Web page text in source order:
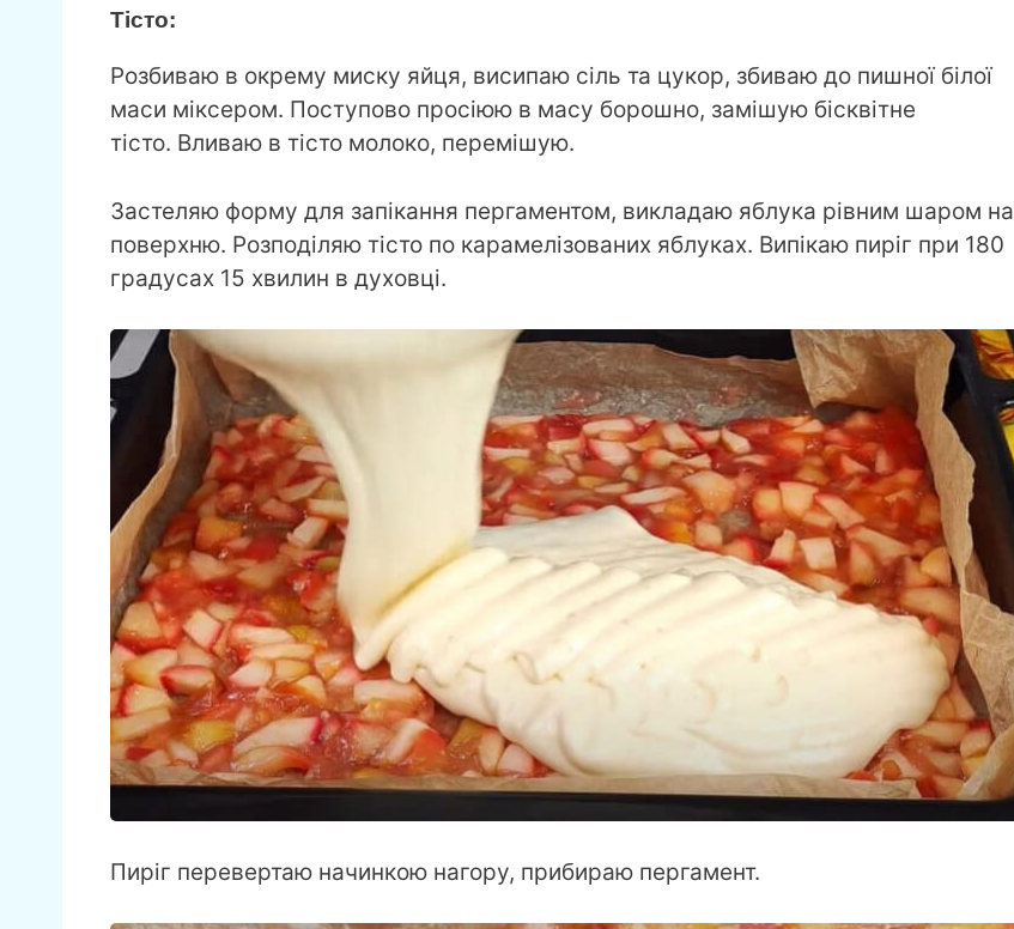
Тісто:
Розбиваю в окрему миску яйця, висипаю сіль та цукор, збиваю до пишної білої
маси міксером. Поступово просіюю в масу борошно, замішую бісквітне
тісто. Вливаю в тісто молоко, перемішую.
Застеляю форму для запікання пергаментом, викладаю яблука рівним шаром на
поверхню. Розподіляю тісто по карамелізованих яблуках. Випікаю пиріг при 180
градусах 15 хвилин в духовці.
Пиріг перевертаю начинкою нагору, прибираю пергамент.